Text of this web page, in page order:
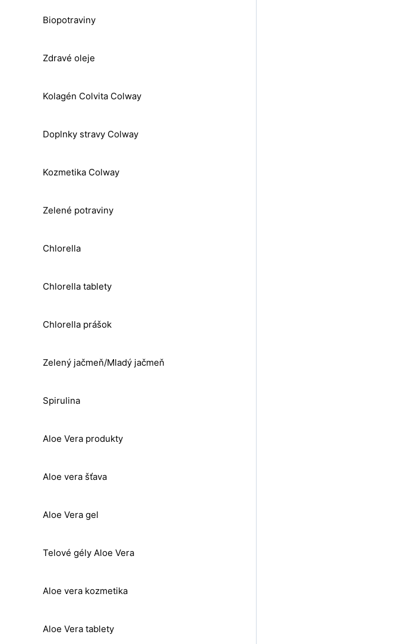
Biopotraviny
Zdravé oleje
Kolagén Colvita Colway
Doplnky stravy Colway
Kozmetika Colway
Zelené potraviny
Chlorella
Chlorella tablety
Chlorella prášok
Zelený jačmeň/Mladý jačmeň
Spirulina
Aloe Vera produkty
Aloe vera šťava
Aloe Vera gel
Telové gély Aloe Vera
Aloe vera kozmetika
Aloe Vera tablety